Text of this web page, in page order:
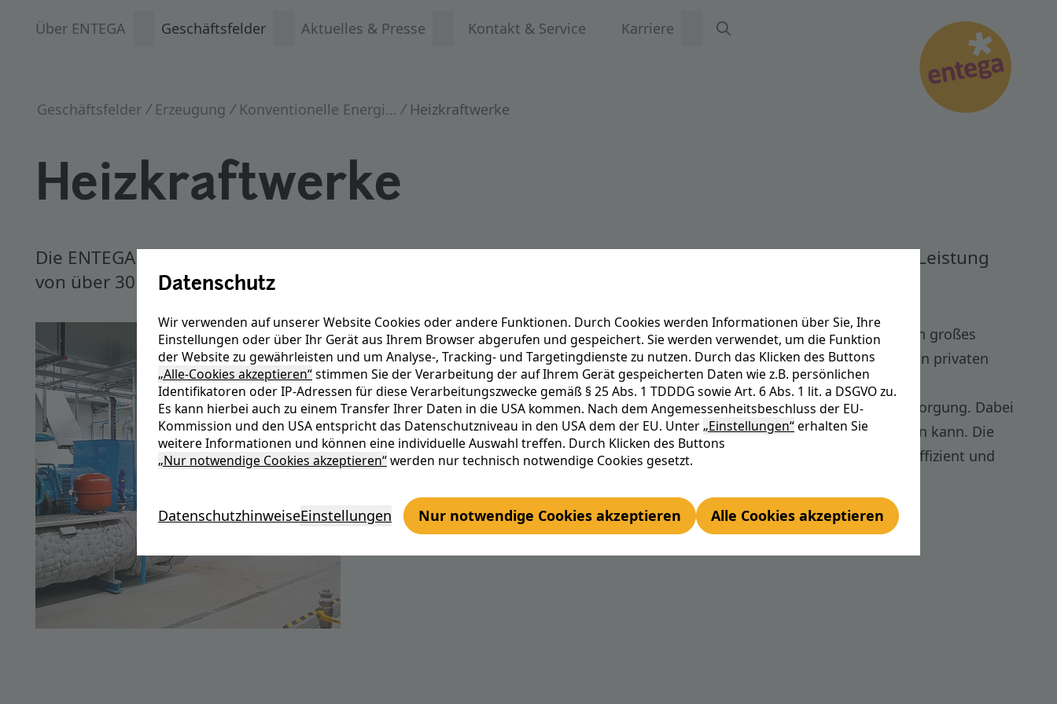
Datenschutz
Wir verwenden auf unserer Website Cookies oder andere Funktionen. Durch Cookies werden Informationen über Sie, Ihre
Einstellungen oder über Ihr Gerät aus Ihrem Browser abgerufen und gespeichert. Sie werden verwendet, um die Funktion
der Website zu gewährleisten und um Analyse-, Tracking- und Targetingdienste zu nutzen. Durch das Klicken des Buttons
„Alle-Cookies akzeptieren“stimmen Sie der Verarbeitung der auf Ihrem Gerät gespeicherten Daten wie z.B. persönlichen
Identifikatoren oder IP-Adressen für diese Verarbeitungszwecke gemäß § 25 Abs. 1 TDDDG sowie Art. 6 Abs. 1 lit. a DSGVO zu.
Es kann hierbei auch zu einem Transfer Ihrer Daten in die USA kommen. Nach dem Angemessenheitsbeschluss der EU-
Kommission und den USA entspricht das Datenschutzniveau in den USA dem der EU. Unter„Einstellungen“erhalten Sie
weitere Informationen und können eine individuelle Auswahl treffen. Durch Klicken des Buttons
„Nur notwendige Cookies akzeptieren“werden nur technisch notwendige Cookies gesetzt.
DatenschutzhinweiseEinstellungen Nur notwendige Cookies akzeptieren Alle Cookies akzeptieren
Über ENTEGA Geschäftsfelder Aktuelles & Presse Kontakt & Service Karriere
Geschäftsfelder Erzeugung Konventionelle Energien Heizkraftwerke
Heizkraftwerke
Die ENTEGA nutzt das Prinzip der Kraft-Wärme-Kopplung in ihren Heizkraftwerken mit einer elektrischen Leistung
von über 30 MW.
Als Brennstoffe kommen Erdgas, Klärgas, Öl aber auch Bioerdgas zum Einsatz. Ein großes
Entwicklungspotenzial sehen wir auch im Einsatz von Mini-Blockheizkraftwerken in privaten
Haushalten.
Die Kraft-Wärme-Kopplung eignet sich besonders für die dezentralen Energieversorgung. Dabei
findet die Stromerzeugung dort statt, wo die Wärme auch sinnvoll genutzt werden kann. Die
gleichzeitig Nutzung von Strom und Wärme mach diese Technologie besonders effizient und